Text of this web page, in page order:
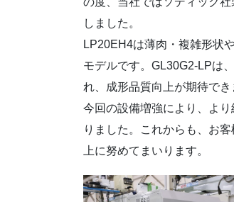
しました。
LP20EH4は薄肉・複雑形状
モデルです。GL30G2-LPは
れ、成形品質向上が期待でき
今回の設備増強により、よ
りました。これからも、お
上に努めてまいります。